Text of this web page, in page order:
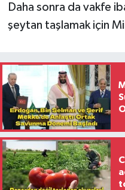
Daha sonra da vakfe
şeytan taşlamak için